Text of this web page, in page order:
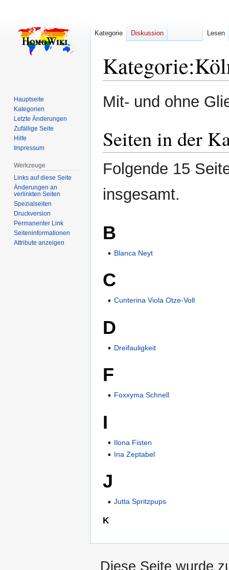
Kategorie:
Zur
Navigation
Zur
Suche
Mit- und ohne
Seiten in der
Folgende 15
insgesamt.
B
Blanca Neyt
C
Cunterina Viola Otze-Voll
D
Dreifauligkeit
F
Foxxyma Schnell
I
Ilona Fisten
Ina Zeptabel
J
Jutta Spritzpups
K
Kategorie Diskussion Lesen
Hauptseite
Kategorien
Letzte Änderungen
Zufällige Seite
Hilfe
Impressum
Werkzeuge
Links auf diese Seite
Änderungen an
verlinkten Seiten
Spezialseiten
Druckversion
Permanenter Link
Seiten­­informationen
Attribute anzeigen
Diese Seite wurde